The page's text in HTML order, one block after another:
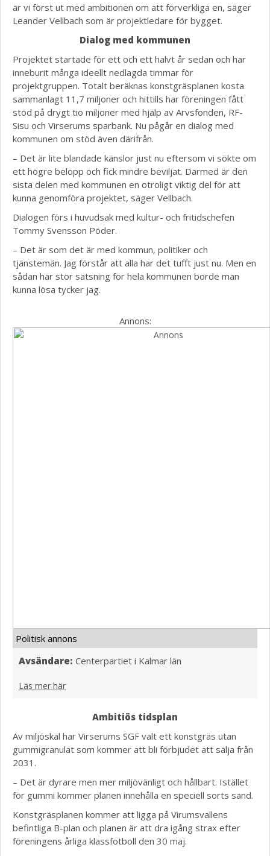
är vi först ut med ambitionen om att förverkliga en, säger
Leander Vellbach som är projektledare för bygget.
Dialog med kommunen
Projektet startade för ett och ett halvt år sedan och har
inneburit många ideellt nedlagda timmar för
projektgruppen. Totalt beräknas konstgräsplanen kosta
sammanlagt 11,7 miljoner och hittills har föreningen fått
stöd på drygt tio miljoner med hjälp av Arvsfonden, RF-
Sisu och Virserums sparbank. Nu pågår en dialog med
kommunen om stöd även därifrån.
– Det är lite blandade känslor just nu eftersom vi sökte om
ett högre belopp och fick mindre beviljat. Därmed är den
sista delen med kommunen en otroligt viktig del för att
kunna genomföra projektet, säger Vellbach.
Dialogen förs i huvudsak med kultur- och fritidschefen
Tommy Svensson Pöder.
– Det är som det är med kommun, politiker och
tjänstemän. Jag förstår att alla har det tufft just nu. Men en
sådan här stor satsning för hela kommunen borde man
kunna lösa tycker jag.
Annons:
Politisk annons
Avsändare: Centerpartiet i Kalmar län
Läs mer här
Ambitiös tidsplan
Av miljöskäl har Virserums SGF valt ett konstgräs utan
gummigranulat som kommer att bli förbjudet att sälja från
2031.
– Det är dyrare men mer miljövänligt och hållbart. Istället
för gummi kommer planen innehålla en speciell sorts sand.
Konstgräsplanen kommer att ligga på Virumsvallens
befintliga B-plan och planen är att dra igång strax efter
föreningens årliga klassfotboll den 30 maj.